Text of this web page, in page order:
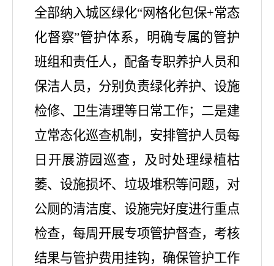
全部纳入城区绿化“网格化包保+常态
化督察”管护体系，明确专属的管护
班组和责任人，配备专职养护人员和
保洁人员，分别负责绿化养护、设施
检修、卫生清理等日常工作；二是建
立常态化巡查机制，安排管护人员每
日开展游园巡查，及时处理绿植枯
萎、设施损坏、垃圾堆积等问题，对
公厕的清洁度、设施完好度进行重点
检查，每周开展专项管护督查，考核
结果与管护费用挂钩，确保管护工作